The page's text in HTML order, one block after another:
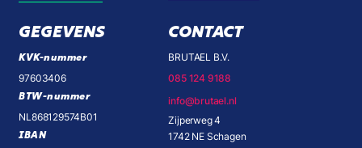
GEGEVENS
KVK-nummer
97603406
BTW-nummer
NL868129574B01
IBAN
CONTACT
BRUTAEL B.V.
085 124 9188
info@brutael.nl
Zijperweg 4
1742 NE Schagen